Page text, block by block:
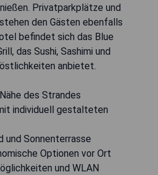
Privatparkplätze und
den Gästen ebenfalls
befindet sich das Blue
das Sushi, Sashimi und
anbietet.
des Strandes
individuell gestalteten
und Sonnenterrasse
Optionen vor Ort
und WLAN